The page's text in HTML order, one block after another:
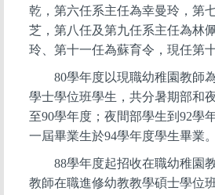
乾，第六任系主任為幸曼玲，第
芝，第八任及第九任系主任為林
玲、第十一任為蘇育令，現任第
80學年度以現職幼稚園教師
學士學位班學生，共分暑期部和
至90學年度；夜間部學生到92學
一屆畢業生於94學年度學生畢業。
88學年度起招收在職幼稚園
教師在職進修幼教教學碩士學位